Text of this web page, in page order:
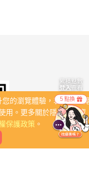
的瀏覽體驗，若繼續瀏
用。更多關於隱私保護資
保護政策。
5 點換
累積點數
登入查看